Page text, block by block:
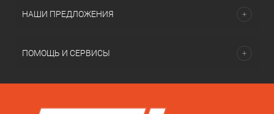
НАШИ ПРЕДЛОЖЕНИЯ
ПОМОЩЬ И СЕРВИСЫ